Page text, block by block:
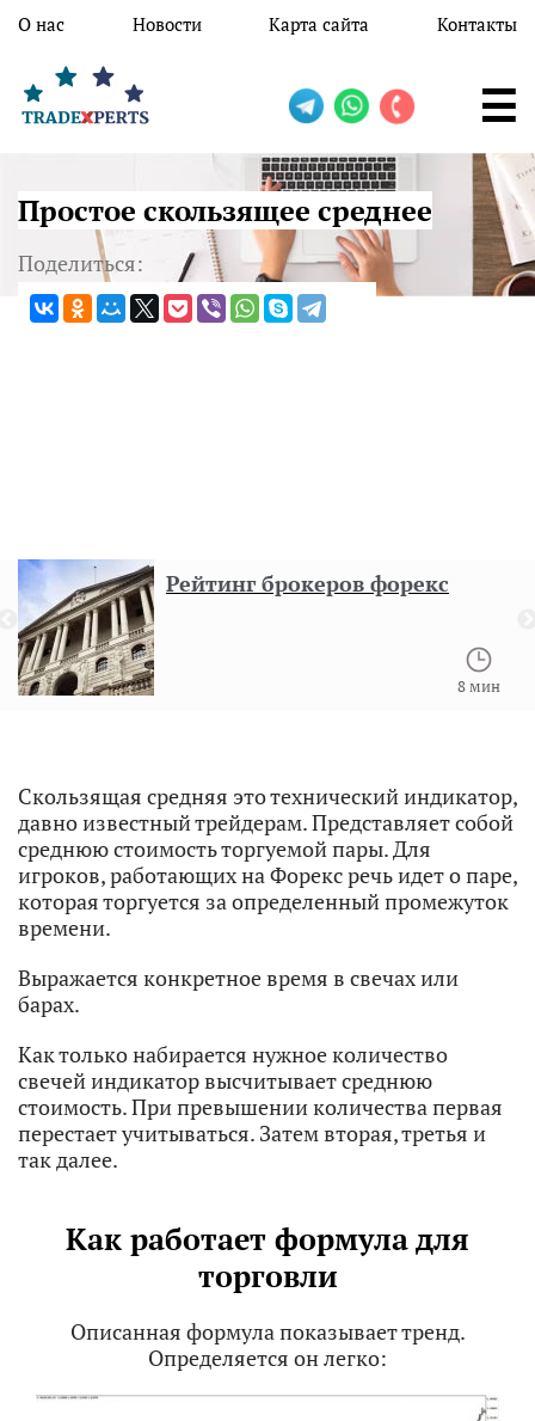
Перейти к основному содержанию
О нас Новости Карта сайта Контакты
Простое скользящее среднее
Поделиться:
Рейтинг брокеров форекс
8 мин
Скользящая средняя это технический индикатор,
давно известный трейдерам. Представляет собой
среднюю стоимость торгуемой пары. Для
игроков, работающих на Форекс речь идет о паре,
которая торгуется за определенный промежуток
времени.
Выражается конкретное время в свечах или
барах.
Как только набирается нужное количество
свечей индикатор высчитывает среднюю
стоимость. При превышении количества первая
перестает учитываться. Затем вторая, третья и
так далее.
Как работает формула для
торговли
Описанная формула показывает тренд.
Определяется он легко: